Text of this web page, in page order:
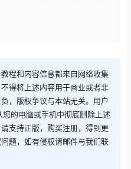
程和内容信息都来自网络收集
得将上述内容用于商业或者非
，版权争议与本站无关。用户
的电脑或手机中彻底删除上述
支持正版，购买注册，得到更
题，如有侵权请邮件与我们联